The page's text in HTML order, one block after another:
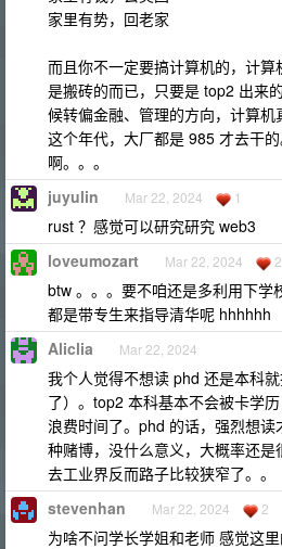
家里有势，回老家
而且你不一定要搞计算机的，计
是搬砖的而已，只要是 top2 出来
候转偏金融、管理的方向，计算
这个年代，大厂都是 985 才去干
啊。。。
juyulin Mar 22, 2024 1
rust ？感觉可以研究研究 web3
loveumozart Mar 22, 2024
btw 。。。要不咱还是多利用下学
都是带专生来指导清华呢 hhhhhh
Aliclia Mar 22, 2024
我个人觉得不想读 phd 还是本科
了）。top2 本科基本不会被卡学
浪费时间了。phd 的话，强烈想
种赌博，没什么意义，大概率还
去工业界反而路子比较狭窄了。。
stevenhan Mar 22, 2024 2
为啥不问学长学姐和老师 感觉这